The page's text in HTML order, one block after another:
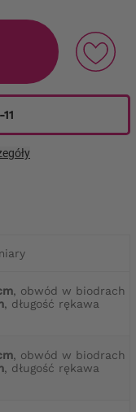
, obwód w biodrach
, długość rękawa
, obwód w biodrach
, długość rękawa